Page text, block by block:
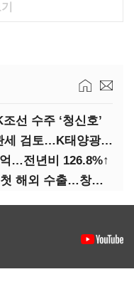
선 수주 ‘청신호’
미, 폴리실리콘 최저가격제·관세 검토…K태양광 입지 확대 기대
…전년비 126.8%↑
두산퓨얼셀, SOFC 핵심부품 첫 해외 수출…창사 이래 최대 규모